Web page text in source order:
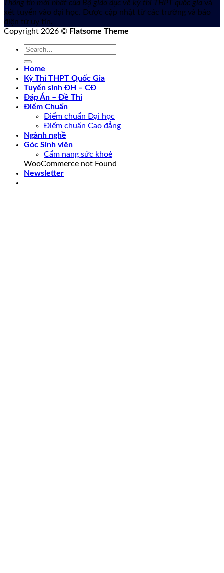
Thông tin mới nhất của Bộ giáo dục về kỳ thi THPT quốc gia và
xét tuyển vào đại học. Được cập nhật từ các trường và báo
điện tử uy tín.
Copyright 2026 © Flatsome Theme
Home
Kỳ Thi THPT Quốc Gia
Tuyển sinh ĐH – CĐ
Đáp Án – Đề Thi
Điểm Chuẩn
Điểm chuẩn Đại học
Điểm chuẩn Cao đẳng
Ngành nghề
Góc Sinh viên
Cẩm nang sức khoẻ
WooCommerce not Found
Newsletter